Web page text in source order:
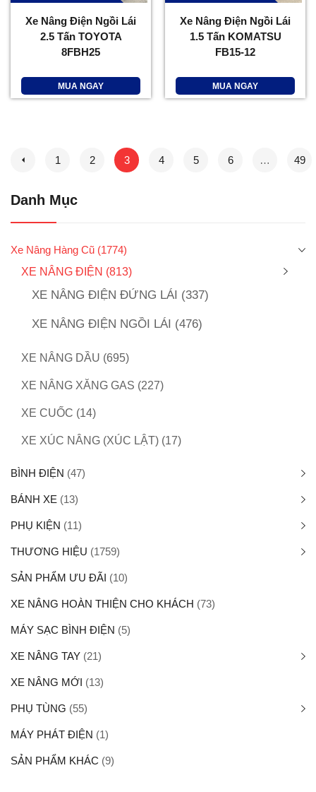
Xe Nâng Điện Ngồi Lái
2.5 Tấn TOYOTA
8FBH25
MUA NGAY
Xe Nâng Điện Ngồi Lái
1.5 Tấn KOMATSU
FB15-12
MUA NGAY
1 2 3 4 5 6 … 49
Danh Mục
Xe Nâng Hàng Cũ (1774)
XE NÂNG ĐIỆN (813)
XE NÂNG ĐIỆN ĐỨNG LÁI (337)
XE NÂNG ĐIỆN NGỒI LÁI (476)
XE NÂNG DẦU (695)
XE NÂNG XĂNG GAS (227)
XE CUỐC (14)
XE XÚC NÂNG (XÚC LẬT) (17)
BÌNH ĐIỆN (47)
BÁNH XE (13)
PHỤ KIỆN (11)
THƯƠNG HIỆU (1759)
SẢN PHẨM ƯU ĐÃI (10)
XE NÂNG HOÀN THIỆN CHO KHÁCH (73)
MÁY SẠC BÌNH ĐIỆN (5)
XE NÂNG TAY (21)
XE NÂNG MỚI (13)
PHỤ TÙNG (55)
MÁY PHÁT ĐIỆN (1)
SẢN PHẨM KHÁC (9)